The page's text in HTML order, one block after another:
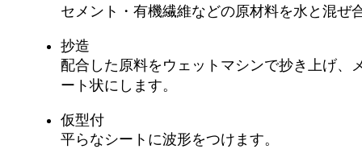
セメント・有機繊維などの原材料を水と混ぜ
抄造
配合した原料をウェットマシンで抄き上げ、
ート状にします。
仮型付
平らなシートに波形をつけます。